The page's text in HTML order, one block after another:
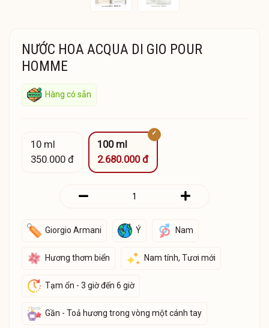
NƯỚC HOA ACQUA DI GIO POUR
HOMME
Hàng có sẵn
10 ml
350.000 đ
100 ml
2.680.000 đ
Giorgio Armani Ý Nam
Hương thơm biển Nam tính, Tươi mới
Tạm ổn - 3 giờ đến 6 giờ
Gần - Toả hương trong vòng một cánh tay